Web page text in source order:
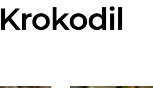
Krokodil